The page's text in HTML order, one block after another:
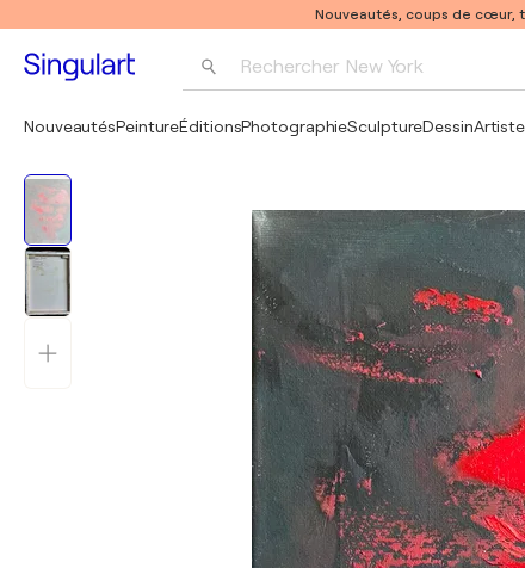
Nouveautés, coups de cœur,
Rechercher New York
Pablo Picasso
NouveautésPeintureÉditionsPhotographieSculptureDessin